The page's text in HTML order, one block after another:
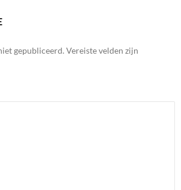
gepubliceerd. Vereiste velden zijn